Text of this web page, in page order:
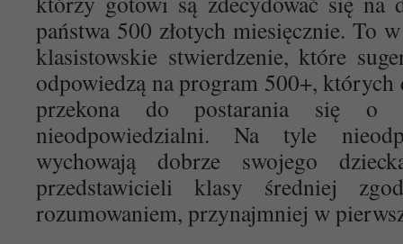
państwa 500 złotych miesięcznie. To
klasistowskie stwierdzenie, które
odpowiedzą na program 500+, których
przekona do postarania się o
nieodpowiedzialni. Na tyle
wychowają dobrze swojego
przedstawicieli klasy średniej
rozumowaniem, przynajmniej w